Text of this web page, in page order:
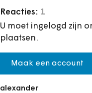
Reacties: 1
U moet ingelogd zijn
plaatsen.
Maak een account
alexander